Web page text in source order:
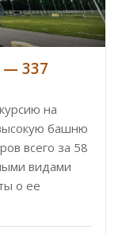
— 337
на
башню
всего за 58
видами
о ее